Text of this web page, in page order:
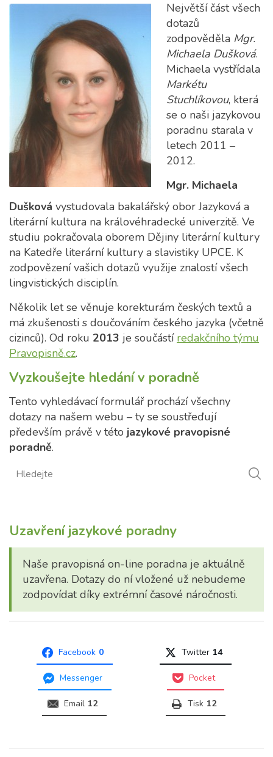
Největší část všech
dotazů
zodpověděla Mgr.
Michaela Dušková.
Michaela vystřídala
Markétu
Stuchlíkovou, která
se o naši jazykovou
poradnu starala v
letech 2011 –
2012.
Mgr. Michaela
Dušková vystudovala bakalářský obor Jazyková a
literární kultura na královéhradecké univerzitě. Ve
studiu pokračovala oborem Dějiny literární kultury
na Katedře literární kultury a slavistiky UPCE. K
zodpovězení vašich dotazů využije znalostí všech
lingvistických disciplín.
Několik let se věnuje korekturám českých textů a
má zkušenosti s doučováním českého jazyka (včetně
cizinců). Od roku 2013 je součástí redakčního týmu
Pravopisně.cz.
Vyzkoušejte hledání v poradně
Tento vyhledávací formulář prochází všechny
dotazy na našem webu – ty se soustřeďují
především právě v této jazykové pravopisné
poradně.
Uzavření jazykové poradny
Naše pravopisná on-line poradna je aktuálně
uzavřena. Dotazy do ní vložené už nebudeme
zodpovídat díky extrémní časové náročnosti.
Facebook 0 Twitter 14
Messenger Pocket
Email 12 Tisk 12